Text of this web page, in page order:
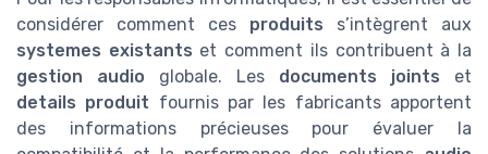
considérer comment ces produits s’intègrent aux
systemes existants et comment ils contribuent à la
gestion audio globale. Les documents joints et
details produit fournis par les fabricants apportent
des informations précieuses pour évaluer la